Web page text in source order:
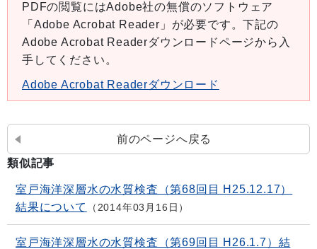
PDFの閲覧にはAdobe社の無償のソフトウェア
「Adobe Acrobat Reader」が必要です。下記の
Adobe Acrobat Readerダウンロードページから入
手してください。
Adobe Acrobat Readerダウンロード
前のページへ戻る
類似記事
室戸海洋深層水の水質検査（第68回目 H25.12.17）
結果について
2014年03月16日
室戸海洋深層水の水質検査（第69回目 H26.1.7）結